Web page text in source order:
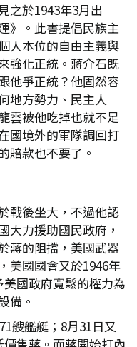
之於1943年3月出
》。此書提倡民族主
人本位的自由主義與
強化正統。蔣介石既
他爭正統？他固然容
地方勢力、民主人
雲被他吃掉也就不足
國境外的軍隊調回打
賠款也不要了。
戰後坐大，不過他認
大力援助國民政府，
蔣的阻擋，美國武器
美國國會又於1946年
國政府寬鬆的權力為
備。
艘艦艇；8月31日又